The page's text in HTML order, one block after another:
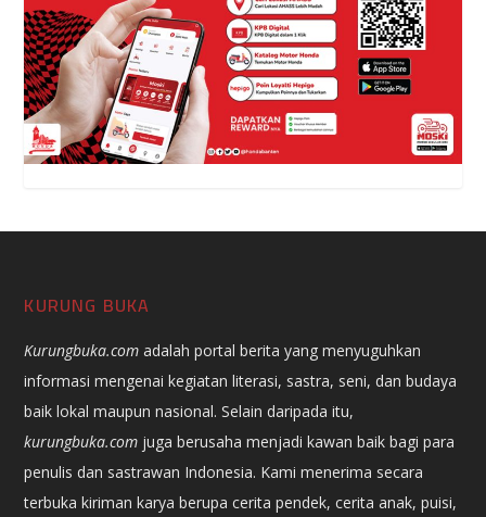
KURUNG BUKA
Kurungbuka.com adalah portal berita yang menyuguhkan
informasi mengenai kegiatan literasi, sastra, seni, dan budaya
baik lokal maupun nasional. Selain daripada itu,
kurungbuka.com juga berusaha menjadi kawan baik bagi para
penulis dan sastrawan Indonesia. Kami menerima secara
terbuka kiriman karya berupa cerita pendek, cerita anak, puisi,